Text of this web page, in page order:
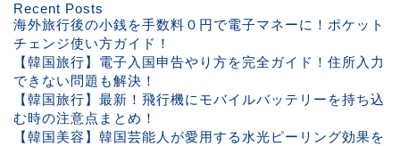
Recent Posts
海外旅行後の小銭を手数料０円で電子マネーに！ポケット
チェンジ使い方ガイド！
【韓国旅行】電子入国申告やり方を完全ガイド！住所入力
できない問題も解決！
【韓国旅行】最新！飛行機にモバイルバッテリーを持ち込
む時の注意点まとめ！
【韓国美容】韓国芸能人が愛用する水光ピーリング効果を